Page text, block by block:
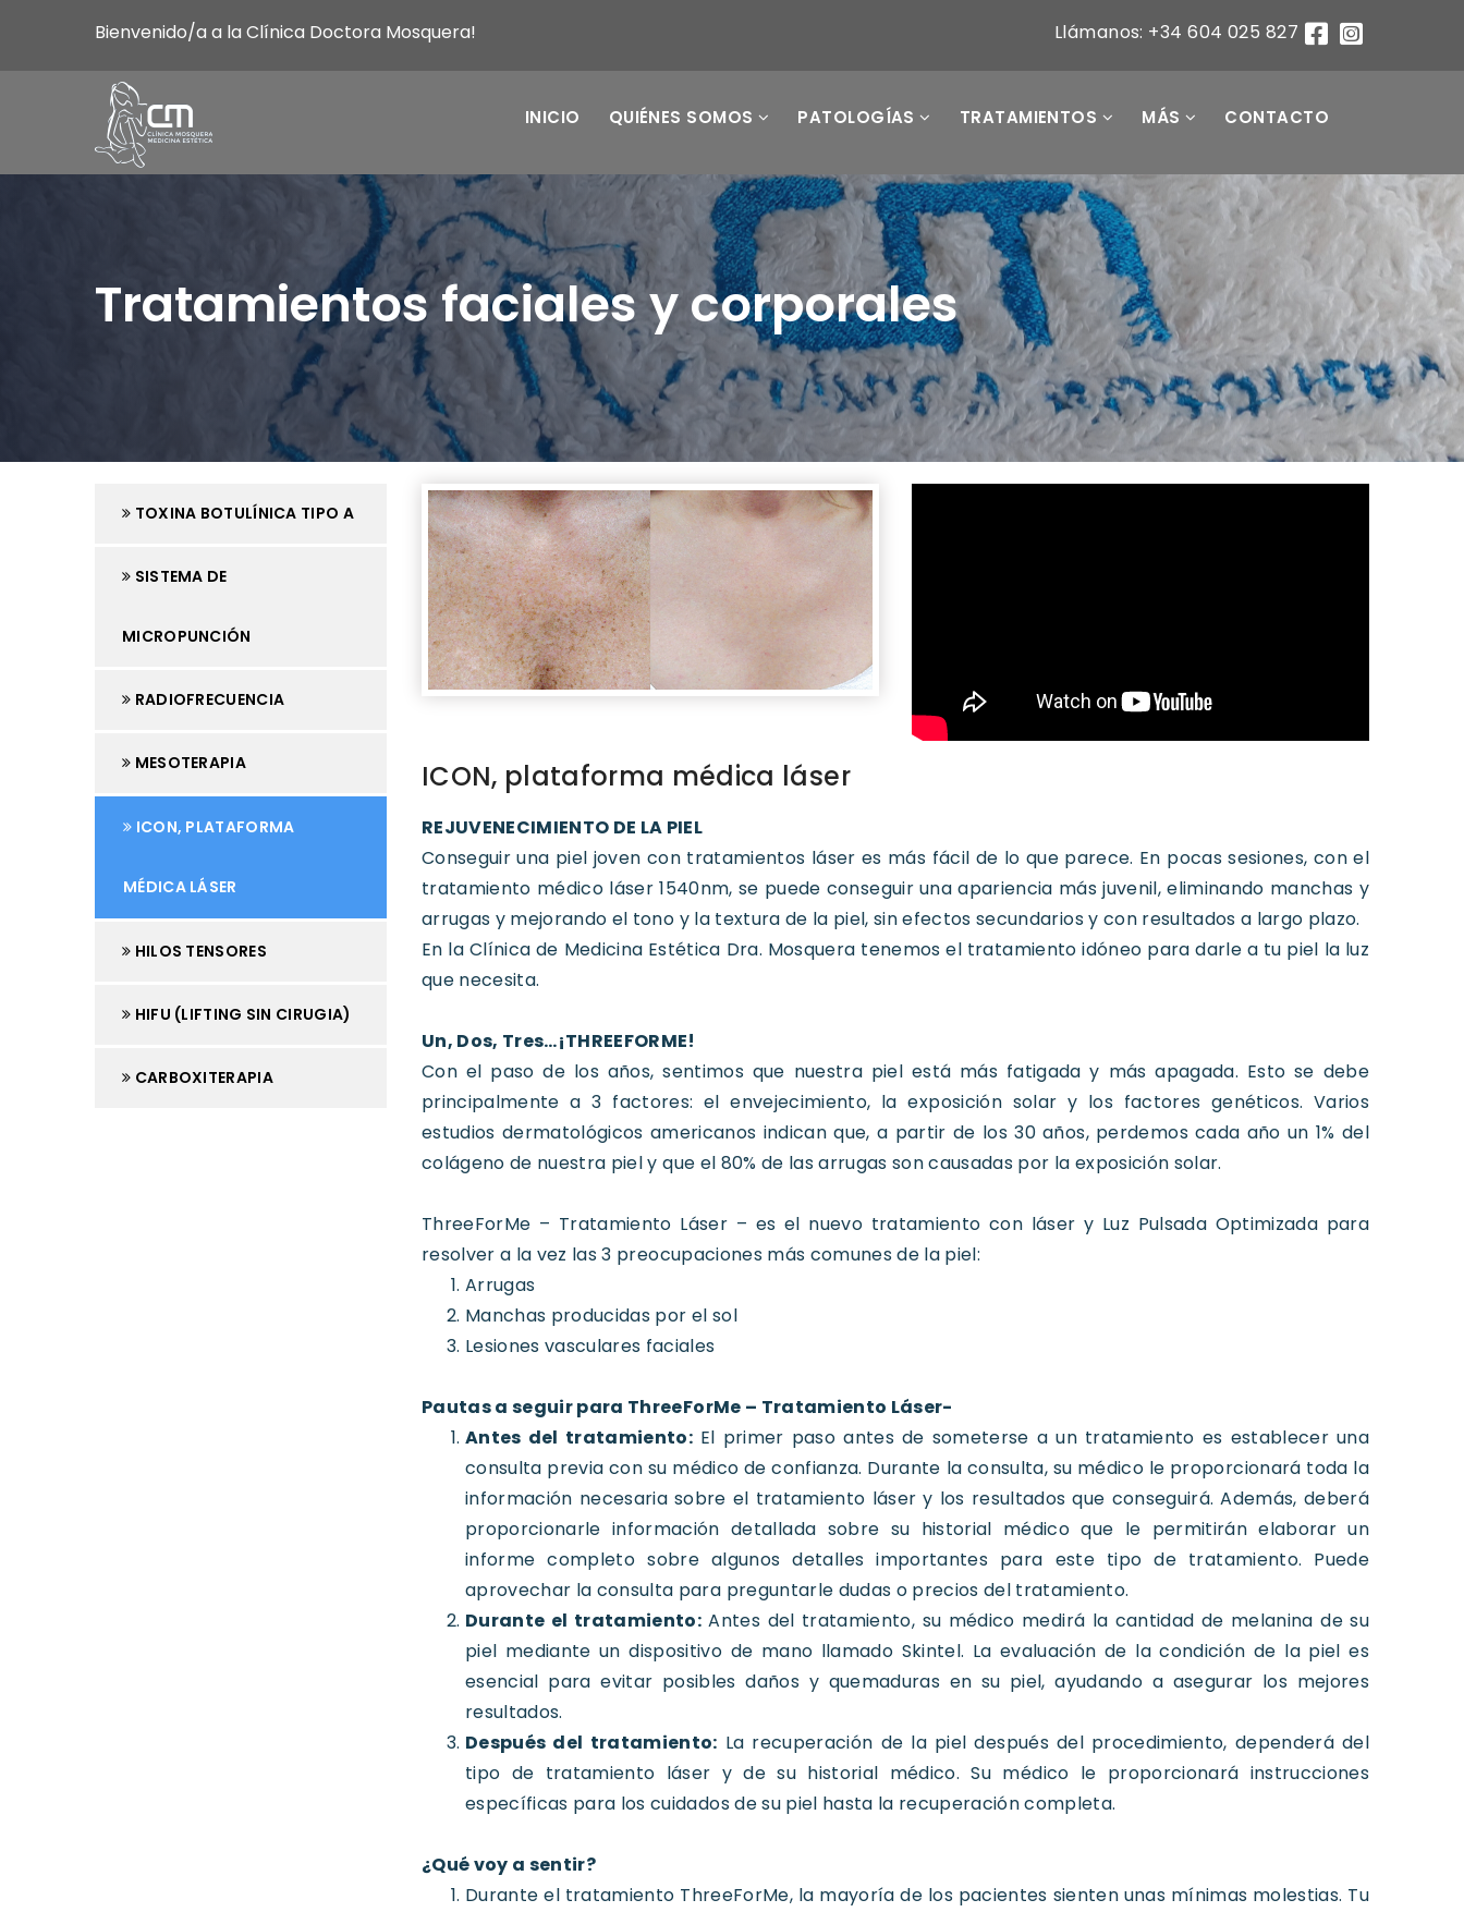
Bienvenido/a a la Clínica Doctora Mosquera! Llámanos: +34 604 025 827
INICIO QUIÉNES SOMOS PATOLOGÍAS TRATAMIENTOS MÁS CONTACTO
Tratamientos faciales y corporales
TOXINA BOTULÍNICA TIPO A
SISTEMA DE
MICROPUNCIÓN
RADIOFRECUENCIA
MESOTERAPIA
ICON, PLATAFORMA
MÉDICA LÁSER
HILOS TENSORES
HIFU (LIFTING SIN CIRUGIA)
CARBOXITERAPIA
ICON, plataforma médica láser
REJUVENECIMIENTO DE LA PIEL
Conseguir una piel joven con tratamientos láser es más fácil de lo que parece. En pocas sesiones, con el
tratamiento médico láser 1540nm, se puede conseguir una apariencia más juvenil, eliminando manchas y
arrugas y mejorando el tono y la textura de la piel, sin efectos secundarios y con resultados a largo plazo.
En la Clínica de Medicina Estética Dra. Mosquera tenemos el tratamiento idóneo para darle a tu piel la luz
que necesita.
Un, Dos, Tres…¡THREEFORME!
Con el paso de los años, sentimos que nuestra piel está más fatigada y más apagada. Esto se debe
principalmente a 3 factores: el envejecimiento, la exposición solar y los factores genéticos. Varios
estudios dermatológicos americanos indican que, a partir de los 30 años, perdemos cada año un 1% del
colágeno de nuestra piel y que el 80% de las arrugas son causadas por la exposición solar.
ThreeForMe – Tratamiento Láser – es el nuevo tratamiento con láser y Luz Pulsada Optimizada para
resolver a la vez las 3 preocupaciones más comunes de la piel:
Arrugas
Manchas producidas por el sol
Lesiones vasculares faciales
Pautas a seguir para ThreeForMe – Tratamiento Láser-
Antes del tratamiento:El primer paso antes de someterse a un tratamiento es establecer una
consulta previa con su médico de confianza. Durante la consulta, su médico le proporcionará toda la
información necesaria sobre el tratamiento láser y los resultados que conseguirá. Además, deberá
proporcionarle información detallada sobre su historial médico que le permitirán elaborar un
informe completo sobre algunos detalles importantes para este tipo de tratamiento. Puede
aprovechar la consulta para preguntarle dudas o precios del tratamiento.
Durante el tratamiento: Antes del tratamiento, su médico medirá la cantidad de melanina de su
piel mediante un dispositivo de mano llamado Skintel. La evaluación de la condición de la piel es
esencial para evitar posibles daños y quemaduras en su piel, ayudando a asegurar los mejores
resultados.
Después del tratamiento: La recuperación de la piel después del procedimiento, dependerá del
tipo de tratamiento láser y de su historial médico. Su médico le proporcionará instrucciones
específicas para los cuidados de su piel hasta la recuperación completa.
¿Qué voy a sentir?
Durante el tratamiento ThreeForMe, la mayoría de los pacientes sienten unas mínimas molestias. Tu